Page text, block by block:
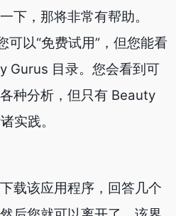
下，那将非常有帮助。
可以“免费试用”，但您能看
Gurus 目录。您会看到可
种分析，但只有 Beauty
实践。
载该应用程序，回答几个